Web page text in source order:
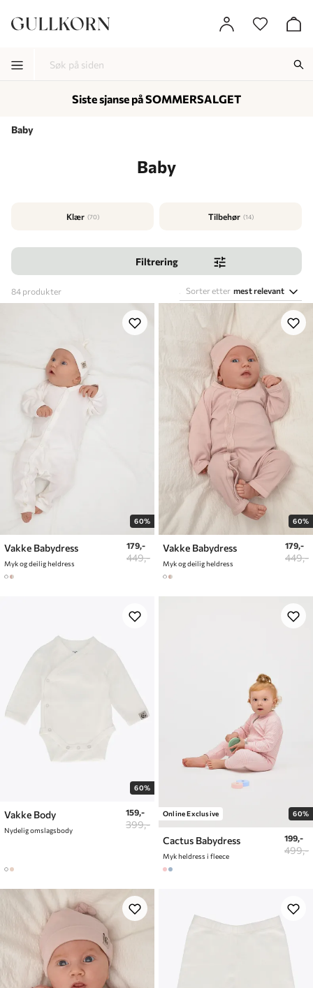
Baby
Baby
Klær (70) Tilbehør (14)
Filtrering
84 produkter Sorter etter mest relevant
60%
Vakke Babydress
Myk og deilig heldress
179,-
449,-
60%
Vakke Babydress
Myk og deilig heldress
179,-
449,-
60%
Vakke Body
Nydelig omslagsbody
159,-
399,-
Online Exclusive 60%
Cactus Babydress
Myk heldress i fleece
199,-
499,-
Siste sjanse på SOMMERSALGET
-
-
-